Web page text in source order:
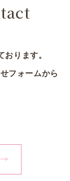
ります。
フォームから
→